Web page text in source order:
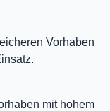
Vorhaben
mit hohem